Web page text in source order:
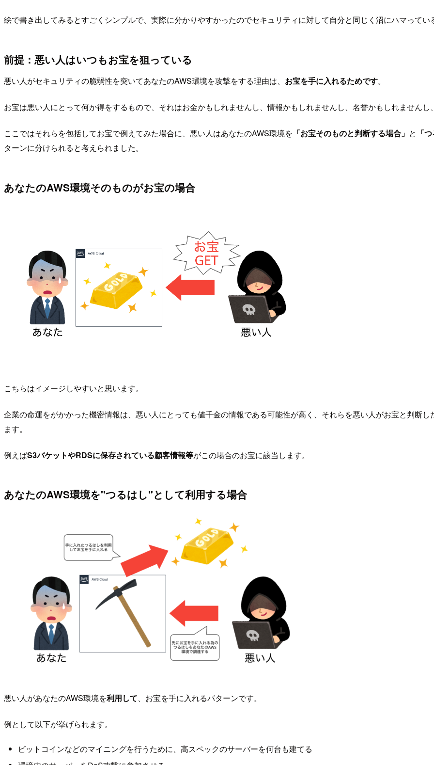
絵で書き出してみるとすごくシンプルで、実際に分かりやすかったのでセキュリティに対して自分と同じく沼にハマってい
前提：悪い人はいつもお宝を狙っている
悪い人がセキュリティの脆弱性を突いてあなたのAWS環境を攻撃をする理由は、 お宝を手に入れるためです。
お宝は悪い人にとって何か得をするもので、それはお金かもしれませんし、情報かもしれませんし、名誉かもしれませんし
ここではそれらを包括してお宝で例えてみた場合に、悪い人はあなたのAWS環境を 「お宝そのものと判断する場合」 と 「
ターンに分けられると考えられました。
あなたのAWS環境そのものがお宝の場合
こちらはイメージしやすいと思います。
企業の命運をがかかった機密情報は、悪い人にとっても値千金の情報である可能性が高く、それらを悪い人がお宝と判断
ます。
例えばS3バケットやRDSに保存されている顧客情報等がこの場合のお宝に該当します。
あなたのAWS環境を"つるはし"として利用する場合
悪い人があなたのAWS環境を利用して、お宝を手に入れるパターンです。
例として以下が挙げられます。
ビットコインなどのマイニングを行うために、高スペックのサーバーを何台も建てる